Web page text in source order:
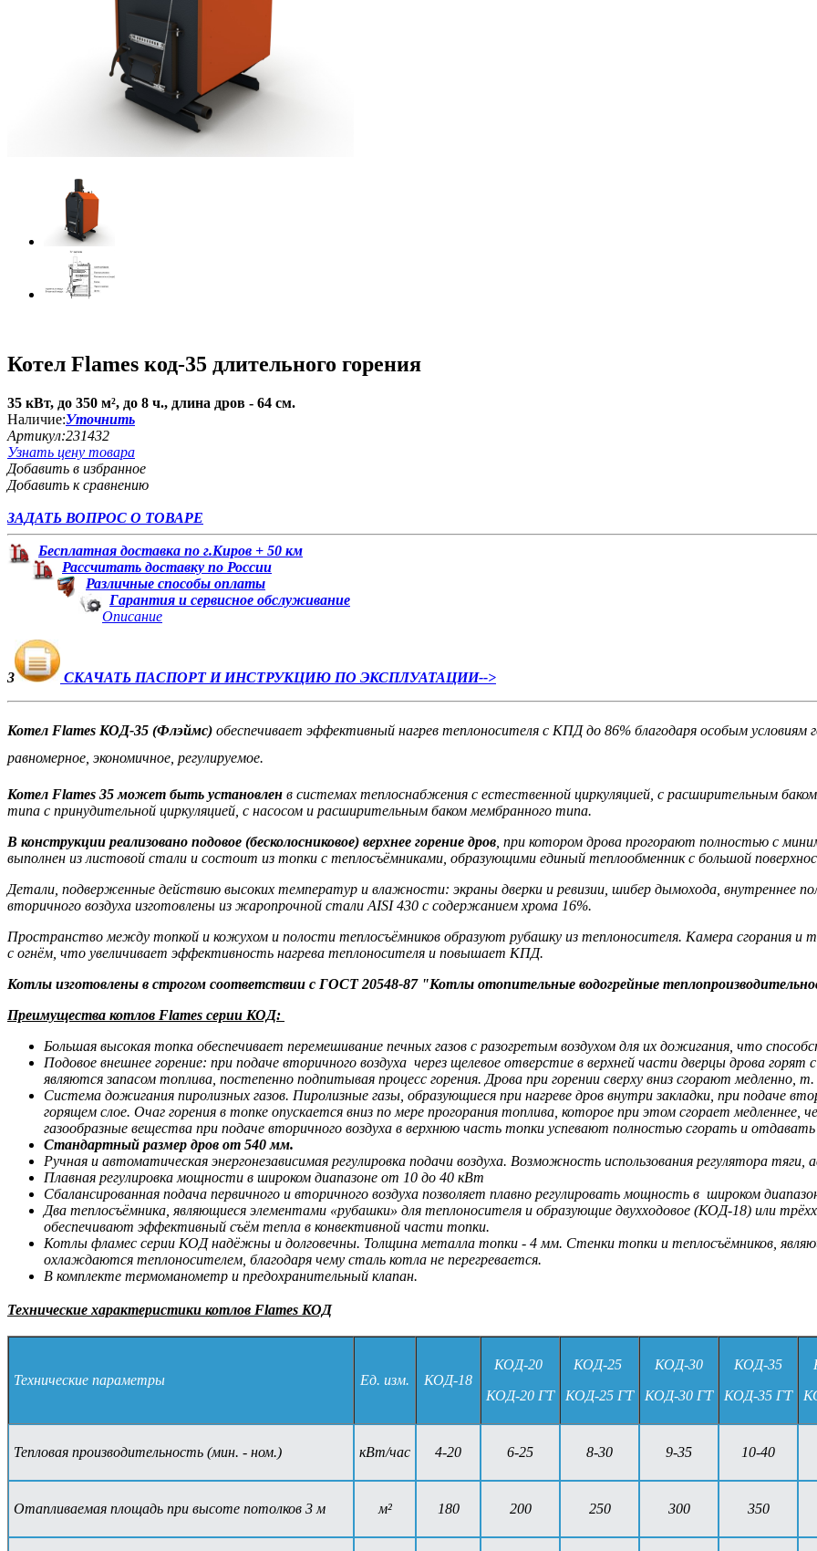
Котел Flames код-35 длительного горения
35 кВт, до 350 м², до 8 ч., длина дров - 64 см.
Наличие:Уточнить
Артикул:231432
Узнать цену товара
Добавить в избранное
Добавить к сравнению
ЗАДАТЬ ВОПРОС О ТОВАРЕ
Бесплатная доставка по г.Киров + 50 км
Рассчитать доставку по России
Различные способы оплаты
Гарантия и сервисное обслуживание
Описание
3 СКАЧАТЬ ПАСПОРТ И ИНСТРУКЦИЮ ПО ЭКСПЛУАТАЦИИ-->
Котел Flames КОД-35 (Флэймс) обеспечивает эффективный нагрев теплоносителя с КПД до 86% благодаря особым условиям
равномерное, экономичное, регулируемое.
Котел Flames 35 может быть установлен в системах теплоснабжения с естественной циркуляцией, с расширительным
типа с принудительной циркуляцией, с насосом и расширительным баком мембранного типа.
В конструкции реализовано подовое (бесколосниковое) верхнее горение дров , при котором дрова прогорают полностью с
выполнен из листовой стали и состоит из топки с теплосъёмниками, образующими единый теплообменник с большой
Детали, подверженные действию высоких температур и влажности: экраны дверки и ревизии, шибер дымохода, внутреннее
вторичного воздуха изготовлены из жаропрочной стали AISI 430 с содержанием хрома 16%.
Пространство между топкой и кожухом и полости теплосъёмников образуют рубашку из теплоносителя. Камера сгорания
с огнём, что увеличивает эффективность нагрева теплоносителя и повышает КПД.
Котлы изготовлены в строгом соответствии с ГОСТ 20548-87 "Котлы отопительные водогрейные
Преимущества котлов Flames серии КОД:
Большая высокая топка обеспечивает перемешивание печных газов с разогретым воздухом для их дожигания, что
Подовое внешнее горение: при подаче вторичного воздуха через щелевое отверстие в верхней части дверцы дрова горят
являются запасом топлива, постепенно подпитывая процесс горения. Дрова при горении сверху вниз сгорают медленно,
Система дожигания пиролизных газов. Пиролизные газы, образующиеся при нагреве дров внутри закладки, при подаче
горящем слое. Очаг горения в топке опускается вниз по мере прогорания топлива, которое при этом сгорает медленнее,
газообразные вещества при подаче вторичного воздуха в верхнюю часть топки успевают полностью сгорать и
Стандартный размер дров от 540 мм.
Ручная и автоматическая энергонезависимая регулировка подачи воздуха. Возможность использования регулятора
Плавная регулировка мощности в широком диапазоне от 10 до 40 кВт
Сбалансированная подача первичного и вторичного воздуха позволяет плавно регулировать мощность в широком
Два теплосъёмника, являющиеся элементами «рубашки» для теплоносителя и образующие двухходовое (КОД-18) или
обеспечивают эффективный съём тепла в конвективной части топки.
Котлы фламес серии КОД надёжны и долговечны. Толщина металла топки - 4 мм. Стенки топки и теплосъёмников,
охлаждаются теплоносителем, благодаря чему сталь котла не перегревается.
В комплекте термоманометр и предохранительный клапан.
Технические характеристики котлов Flames КОД
Технические параметры Ед. изм. КОД-18
КОД-20
КОД-20 ГТ
КОД-25
КОД-25 ГТ
КОД-30
КОД-30 ГТ
КОД-35
КОД-35 ГТ
Тепловая производительность (мин. - ном.) кВт/час 4-20 6-25 8-30 9-35 10-40
Отапливаемая площадь при высоте потолков 3 м м² 180 200 250 300 350